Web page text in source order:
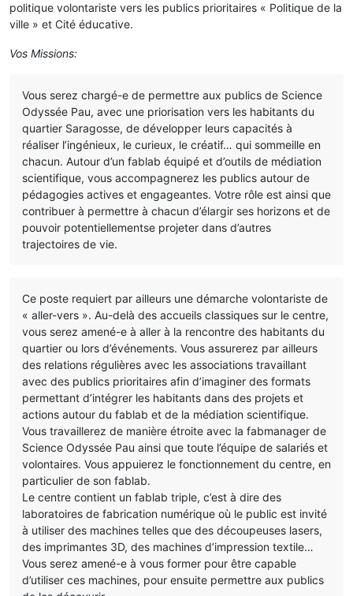
politique volontariste vers les publics prioritaires « Politique de la
ville » et Cité éducative.
Vos Missions:
Vous serez chargé-e de permettre aux publics de Science
Odyssée Pau, avec une priorisation vers les habitants du
quartier Saragosse, de développer leurs capacités à
réaliser l’ingénieux, le curieux, le créatif… qui sommeille en
chacun. Autour d’un fablab équipé et d’outils de médiation
scientifique, vous accompagnerez les publics autour de
pédagogies actives et engageantes. Votre rôle est ainsi que
contribuer à permettre à chacun d’élargir ses horizons et de
pouvoir potentiellementse projeter dans d’autres
trajectoires de vie.
Ce poste requiert par ailleurs une démarche volontariste de
« aller-vers ». Au-delà des accueils classiques sur le centre,
vous serez amené-e à aller à la rencontre des habitants du
quartier ou lors d’événements. Vous assurerez par ailleurs
des relations régulières avec les associations travaillant
avec des publics prioritaires afin d’imaginer des formats
permettant d’intégrer les habitants dans des projets et
actions autour du fablab et de la médiation scientifique.
Vous travaillerez de manière étroite avec la fabmanager de
Science Odyssée Pau ainsi que toute l’équipe de salariés et
volontaires. Vous appuierez le fonctionnement du centre, en
particulier de son fablab.
Le centre contient un fablab triple, c’est à dire des
laboratoires de fabrication numérique où le public est invité
à utiliser des machines telles que des découpeuses lasers,
des imprimantes 3D, des machines d’impression textile…
Vous serez amené-e à vous former pour être capable
d’utiliser ces machines, pour ensuite permettre aux publics